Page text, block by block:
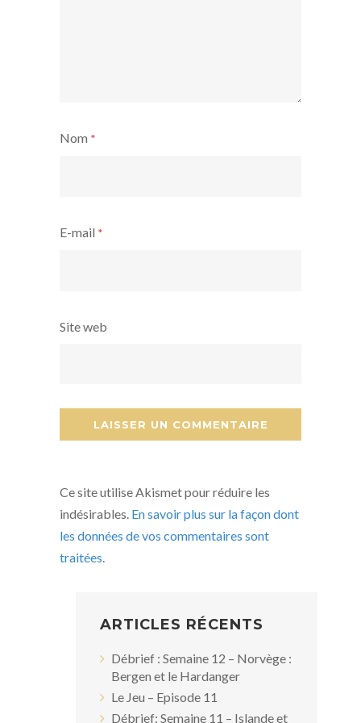
Nom *
E-mail *
Site web
Ce site utilise Akismet pour réduire les
indésirables. En savoir plus sur la façon dont
les données de vos commentaires sont
traitées.
ARTICLES RÉCENTS
Débrief : Semaine 12 – Norvège :
Bergen et le Hardanger
Le Jeu – Episode 11
Débrief: Semaine 11 – Islande et